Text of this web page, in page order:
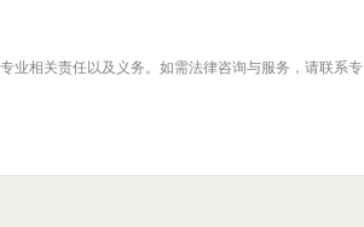
业相关责任以及义务。如需法律咨询与服务，请联系专